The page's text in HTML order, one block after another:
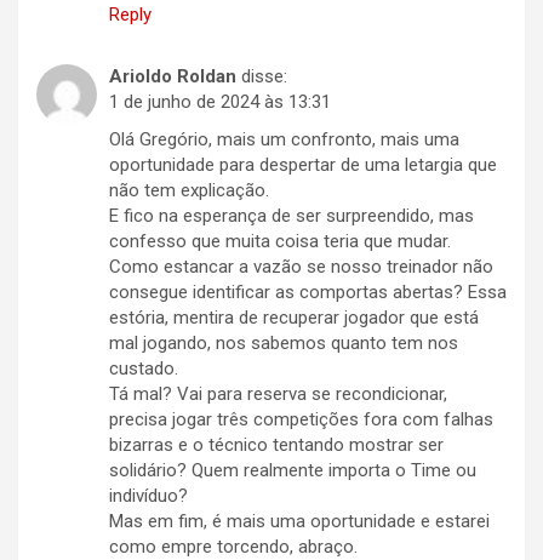
Reply
Arioldo Roldan disse:
1 de junho de 2024 às 13:31
Olá Gregório, mais um confronto, mais uma
oportunidade para despertar de uma letargia que
não tem explicação.
E fico na esperança de ser surpreendido, mas
confesso que muita coisa teria que mudar.
Como estancar a vazão se nosso treinador não
consegue identificar as comportas abertas? Essa
estória, mentira de recuperar jogador que está
mal jogando, nos sabemos quanto tem nos
custado.
Tá mal? Vai para reserva se recondicionar,
precisa jogar três competições fora com falhas
bizarras e o técnico tentando mostrar ser
solidário? Quem realmente importa o Time ou
indivíduo?
Mas em fim, é mais uma oportunidade e estarei
como empre torcendo, abraço.